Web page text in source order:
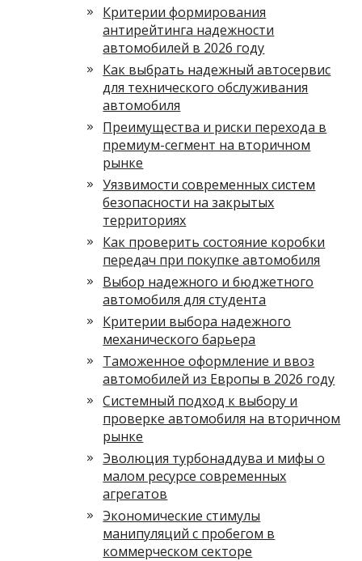
Критерии формирования
антирейтинга надежности
автомобилей в 2026 году
Как выбрать надежный автосервис
для технического обслуживания
автомобиля
Преимущества и риски перехода в
премиум-сегмент на вторичном
рынке
Уязвимости современных систем
безопасности на закрытых
территориях
Как проверить состояние коробки
передач при покупке автомобиля
Выбор надежного и бюджетного
автомобиля для студента
Критерии выбора надежного
механического барьера
Таможенное оформление и ввоз
автомобилей из Европы в 2026 году
Системный подход к выбору и
проверке автомобиля на вторичном
рынке
Эволюция турбонаддува и мифы о
малом ресурсе современных
агрегатов
Экономические стимулы
манипуляций с пробегом в
коммерческом секторе